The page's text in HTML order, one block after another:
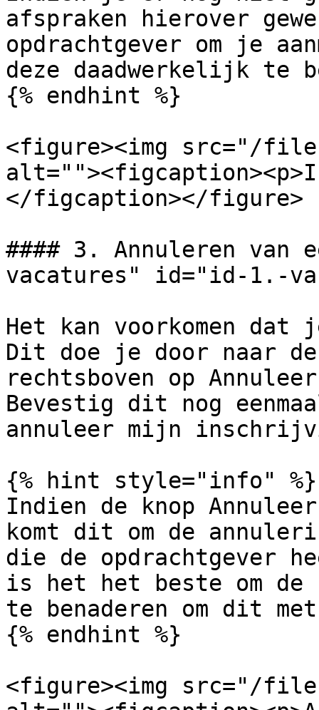
afspraken hierover
opdrachtgever om je
deze daadwerkelijk te
{% endhint %}
<figure><img src="/files/
</figcaption></figure>
#### 3. Annuleren
vacatures" id="id-1.-
Het kan voorkomen
Dit doe je door naar
rechtsboven op
Bevestig dit nog
annuleer mijn
{% hint style="info" %}
Indien de knop
komt dit om de
die de opdrachtgever
is het het beste om de
te benaderen om dit
{% endhint %}
<figure><img src="/files/